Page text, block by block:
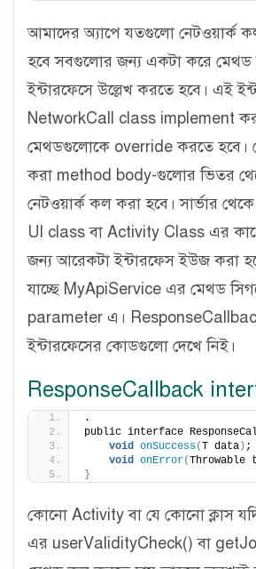
আমাদের অ্যাপে যতগুলো নেটওয়ার্ক
হবে সবগুলোর জন্য একটা করে মেথড
ইন্টারফেসে উল্লেখ করতে হবে। এই
NetworkCall class implement
মেথডগুলোকে override করতে হবে।
করা method body-গুলোর ভিতর
নেটওয়ার্ক কল করা হবে। সার্ভার
UI class বা Activity Class এর
জন্য আরেকটা ইন্টারফেস ইউজ করা
যাচ্ছে MyApiService এর মেথড
parameter এ।
ইন্টারফেসের কোডগুলো দেখে নিই।
ResponseCallback
.
public interface
void
onSuccess(T data) ;
void
onError(Throwable
}
কোনো Activity বা যে কোনো ক্লাস
এর userValidityCheck() বা